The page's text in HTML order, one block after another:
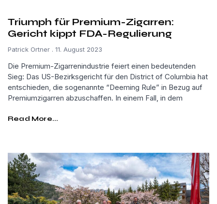
Triumph für Premium-Zigarren:
Gericht kippt FDA-Regulierung
Patrick Ortner 11. August 2023
Die Premium-Zigarrenindustrie feiert einen bedeutenden
Sieg: Das US-Bezirksgericht für den District of Columbia hat
entschieden, die sogenannte “Deeming Rule” in Bezug auf
Premiumzigarren abzuschaffen. In einem Fall, in dem
Read More...